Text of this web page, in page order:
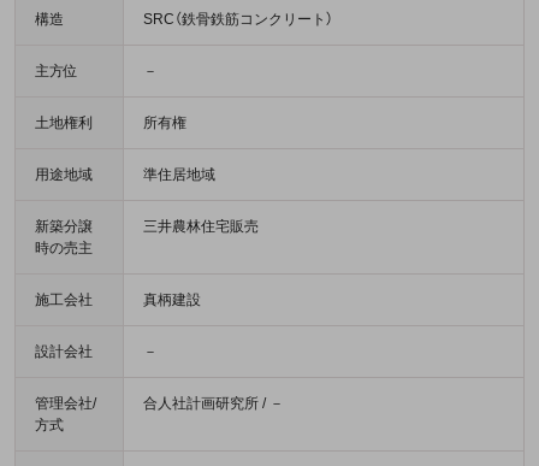
構造 SRC（鉄骨鉄筋コンクリート）
主方位 －
土地権利 所有権
用途地域 準住居地域
新築分譲
時の売主
三井農林住宅販売
施工会社 真柄建設
設計会社 －
管理会社/
方式
合人社計画研究所 / －